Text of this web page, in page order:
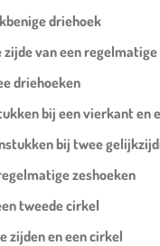
driehoek
zijde van een
driehoeken
bij een vierkant en
bij twee
zeshoeken
tweede cirkel
zijden en een cirkel